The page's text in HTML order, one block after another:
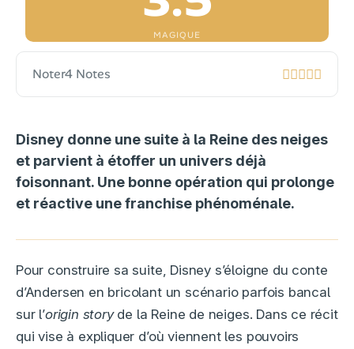
Disney donne une suite à la Reine des neiges
et parvient à étoffer un univers déjà
foisonnant. Une bonne opération qui prolonge
et réactive une franchise phénoménale.
Pour construire sa suite, Disney s’éloigne du conte
d’Andersen en bricolant un scénario parfois bancal
sur l’origin storyde la Reine de neiges. Dans ce récit
qui vise à expliquer d’où viennent les pouvoirs
Noter4 Notes
MAGIQUE